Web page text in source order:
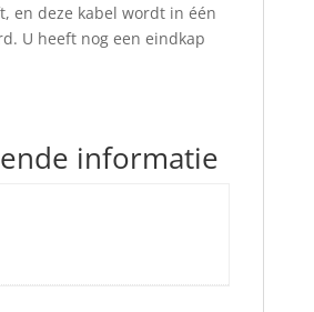
en deze kabel wordt in één
U heeft nog een eindkap
informatie